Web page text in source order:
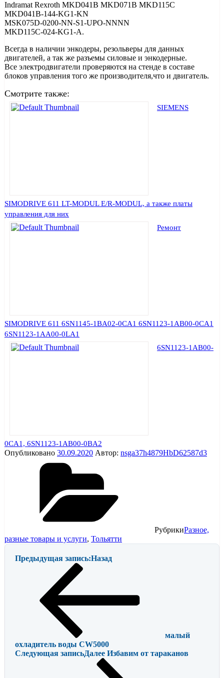
Indramat Rexroth MKD041B MKD071B MKD115C
MKD041B-144-KG1-KN
MSK075D-0200-NN-S1-UPO-NNNN
MKD115C-024-KG1-A.
Всегда в наличии энкодеры, резольверы для данных
двигателей, а так же разъемы силовые и энкодерные.
Все электродвигатели проверяются на стенде в составе
блоков управления того же производителя,что и двигатель.
Смотрите также:
SIEMENS
SIMODRIVE 611 LT-MODUL E/R-MODUL, а также платы
управления для них
Ремонт
SIMODRIVE 611 6SN1145-1BA02-0CA1 6SN1123-1AB00-0CA1
6SN1123-1AA00-0LA1
6SN1123-1AB00-
0CA1, 6SN1123-1AB00-0BA2
Опубликовано 30.09.2020 Автор: nsga37h4879HbD62587d3
РубрикиРазное,
разные товары и услуги, Тольятти
Предыдущая запись:Назад
малый
охладитель воды CW5000
Следующая записьДалее Избавим от тараканов